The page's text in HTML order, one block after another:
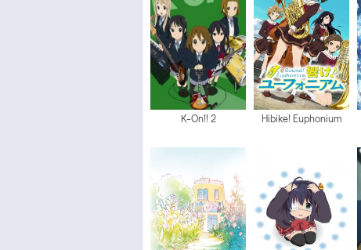
K-On!! 2 Hibike! Euphonium